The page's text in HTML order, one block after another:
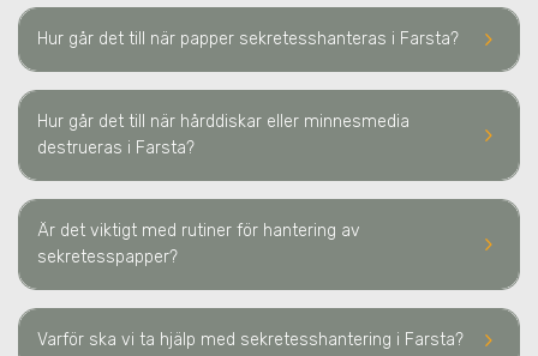
keyboard_arrow_right
Hur går det till när papper sekretesshanteras i Farsta?
keyboard_arrow_right
Hur går det till när hårddiskar eller minnesmedia
destrueras i Farsta?
keyboard_arrow_right
Är det viktigt med rutiner för hantering av
sekretesspapper?
keyboard_arrow_right
Varför ska vi ta hjälp med sekretesshantering i Farsta?